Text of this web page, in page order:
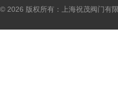
© 2026 版权所有：上海祝茂阀门有